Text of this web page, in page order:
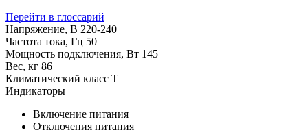
Перейти в глоссарий
Напряжение, В 220-240
Частота тока, Гц 50
Мощность подключения, Вт 145
Вес, кг 86
Климатический класс T
Индикаторы
Включение питания
Отключения питания